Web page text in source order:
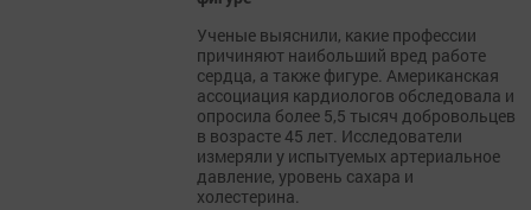
Ученые выяснили, какие профессии
причиняют наибольший вред работе
сердца, а также фигуре. Американская
ассоциация кардиологов обследовала и
опросила более 5,5 тысяч добровольцев
в возрасте 45 лет. Исследователи
измеряли у испытуемых артериальное
давление, уровень сахара и
холестерина.